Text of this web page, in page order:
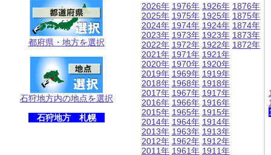
都府県・地方を選択
石狩地方内の地点を選択
石狩地方 札幌
2026年
2025年
2024年
2023年
2022年
2021年
2020年
2019年
2018年
2017年
2016年
2015年
2014年
2013年
2012年
2011年
1976年
1975年
1974年
1973年
1972年
1971年
1970年
1969年
1968年
1967年
1966年
1965年
1964年
1963年
1962年
1961年
1926年
1925年
1924年
1923年
1922年
1921年
1920年
1919年
1918年
1917年
1916年
1915年
1914年
1913年
1912年
1911年
1876年
1875年
1874年
1873年
1872年